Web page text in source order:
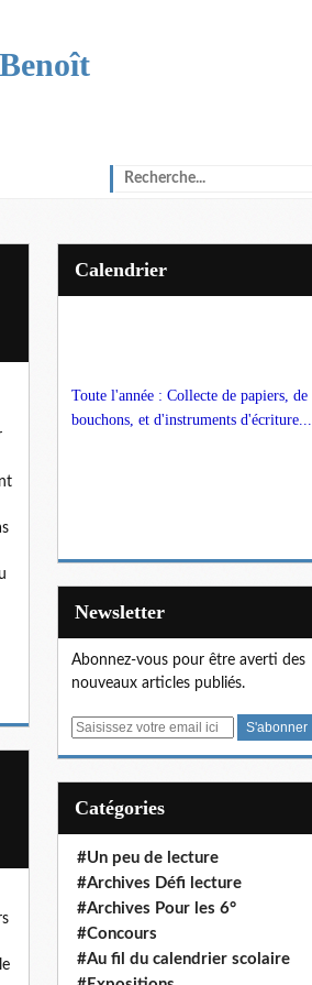
Calendrier
Toute l'année : Collecte de papiers, de
bouchons, et d'instruments d'écriture...
Newsletter
Abonnez-vous pour être averti des
nouveaux articles publiés.
E
Catégories
#Un peu de lecture
#Archives Défi lecture
#Archives Pour les 6°
#Concours
#Au fil du calendrier scolaire